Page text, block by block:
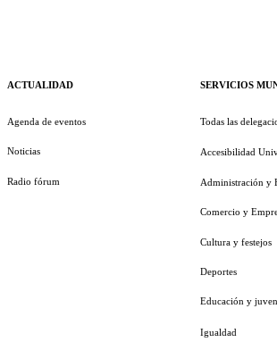
ACTUALIDAD
Agenda de eventos
Noticias
Radio fórum
SERVICIOS
Todas las
Accesibilidad
Administración y
Comercio y
Cultura y festejos
Deportes
Educación y
Igualdad